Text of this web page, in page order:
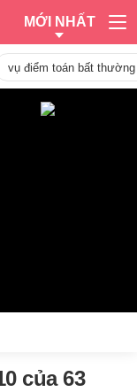
MỚI NHẤT
vụ điểm toán bất
của 63